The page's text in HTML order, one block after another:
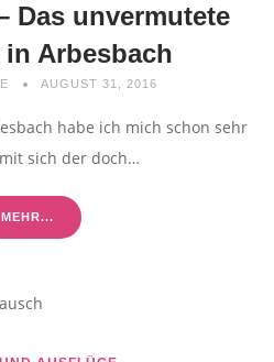
Das unvermutete
Arbesbach
AUGUST 31, 2016
habe ich mich schon sehr
sich der doch…
MEHR...